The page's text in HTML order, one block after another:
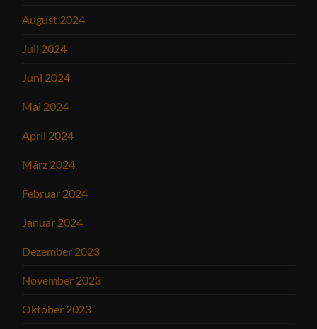
August 2024
Juli 2024
Juni 2024
Mai 2024
April 2024
März 2024
Februar 2024
Januar 2024
Dezember 2023
November 2023
Oktober 2023